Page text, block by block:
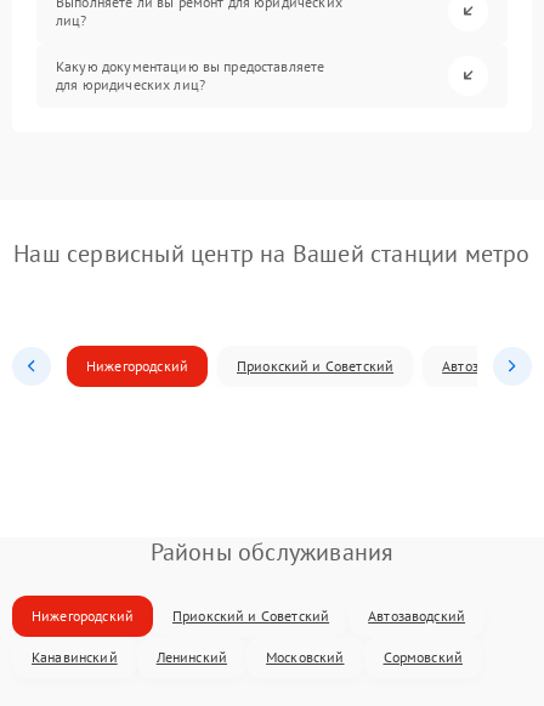
лиц?
Какую документацию вы предоставляете
для юридических лиц?
Наш сервисный центр на Вашей станции метро
Нижегородский Приокский и Советский Автозаводский
Районы обслуживания
Нижегородский Приокский и Советский Автозаводский
Канавинский Ленинский Московский Сормовский